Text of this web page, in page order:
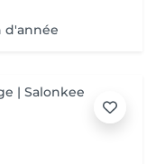
d'année